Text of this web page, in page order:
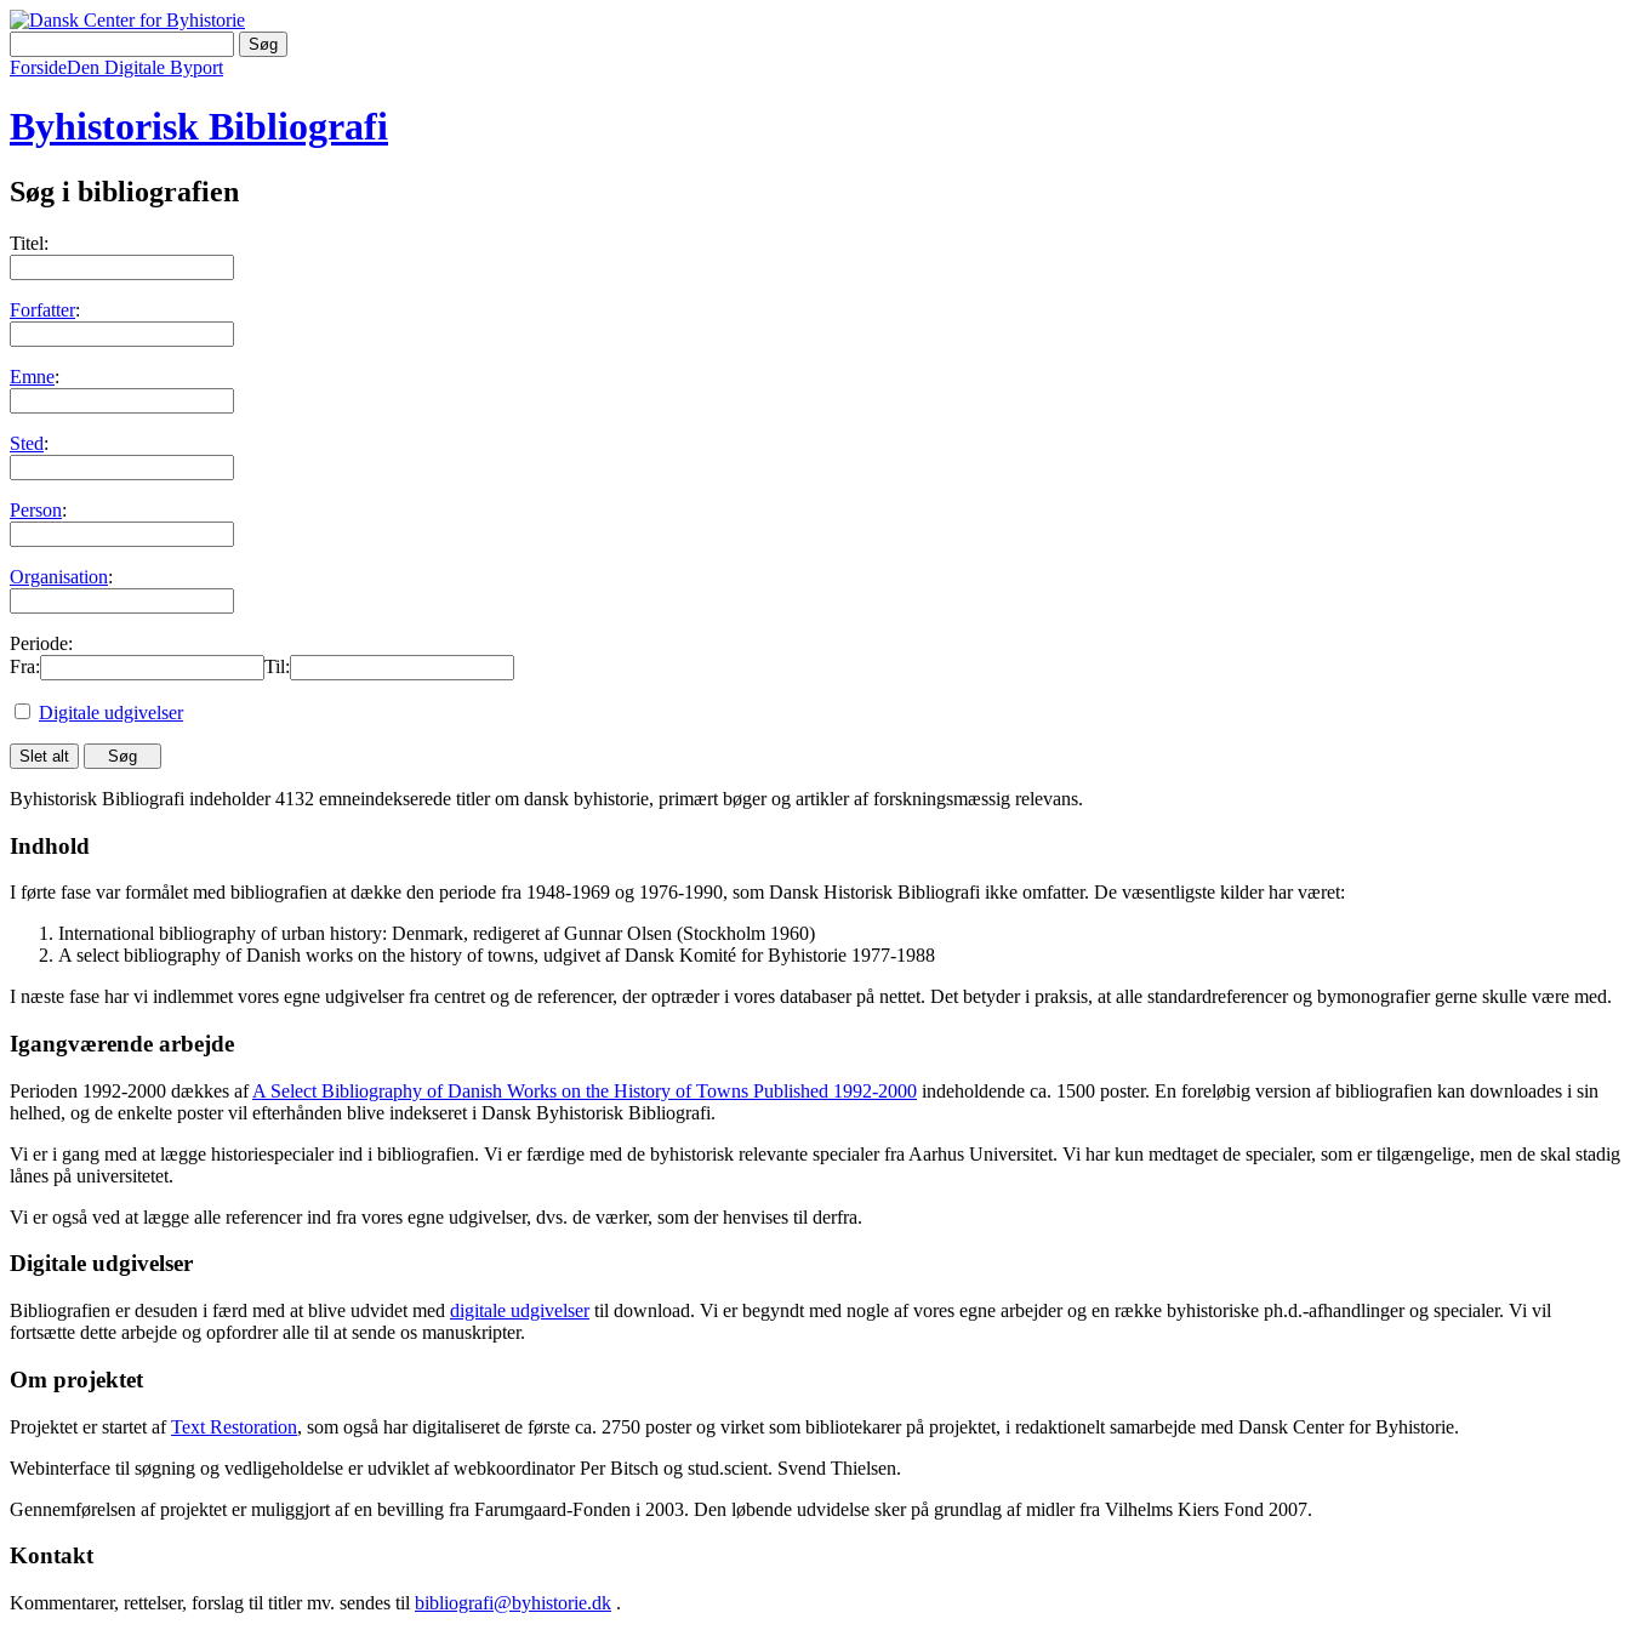
ForsideDen Digitale Byport
Byhistorisk Bibliografi
Søg i bibliografien
Titel:
Forfatter:
Emne:
Sted:
Person:
Organisation:
Periode:
Fra:
Til:
Digitale udgivelser
Byhistorisk Bibliografi indeholder 4132 emneindekserede titler om dansk byhistorie, primært bøger og artikler af forskningsmæssig relevans.
Indhold
I førte fase var formålet med bibliografien at dække den periode fra 1948-1969 og 1976-1990, som Dansk Historisk Bibliografi ikke omfatter. De væsentligste kilder har været:
International bibliography of urban history: Denmark, redigeret af Gunnar Olsen (Stockholm 1960)
A select bibliography of Danish works on the history of towns, udgivet af Dansk Komité for Byhistorie 1977-1988
I næste fase har vi indlemmet vores egne udgivelser fra centret og de referencer, der optræder i vores databaser på nettet. Det betyder i praksis, at alle standardreferencer og bymonografier gerne skulle være med.
Igangværende arbejde
Perioden 1992-2000 dækkes afA Select Bibliography of Danish Works on the History of Towns Published 1992-2000 indeholdende ca. 1500 poster. En foreløbig version af bibliografien kan downloades i sin
helhed, og de enkelte poster vil efterhånden blive indekseret i Dansk Byhistorisk Bibliografi.
Vi er i gang med at lægge historiespecialer ind i bibliografien. Vi er færdige med de byhistorisk relevante specialer fra Aarhus Universitet. Vi har kun medtaget de specialer, som er tilgængelige, men de skal stadig
lånes på universitetet.
Vi er også ved at lægge alle referencer ind fra vores egne udgivelser, dvs. de værker, som der henvises til derfra.
Digitale udgivelser
Bibliografien er desuden i færd med at blive udvidet med digitale udgivelsertil download. Vi er begyndt med nogle af vores egne arbejder og en række byhistoriske ph.d.-afhandlinger og specialer. Vi vil
fortsætte dette arbejde og opfordrer alle til at sende os manuskripter.
Om projektet
Projektet er startet afText Restoration, som også har digitaliseret de første ca. 2750 poster og virket som bibliotekarer på projektet, i redaktionelt samarbejde med Dansk Center for Byhistorie.
Webinterface til søgning og vedligeholdelse er udviklet af webkoordinator Per Bitsch og stud.scient. Svend Thielsen.
Gennemførelsen af projektet er muliggjort af en bevilling fra Farumgaard-Fonden i 2003. Den løbende udvidelse sker på grundlag af midler fra Vilhelms Kiers Fond 2007.
Kontakt
Kommentarer, rettelser, forslag til titler mv. sendes til bibliografi@byhistorie.dk .